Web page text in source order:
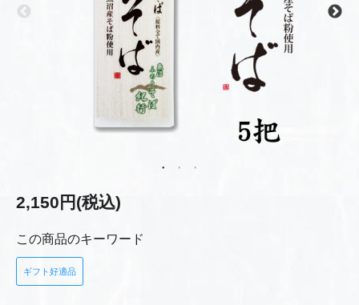
2,150円(税込)
この商品のキーワード
ギフト好適品